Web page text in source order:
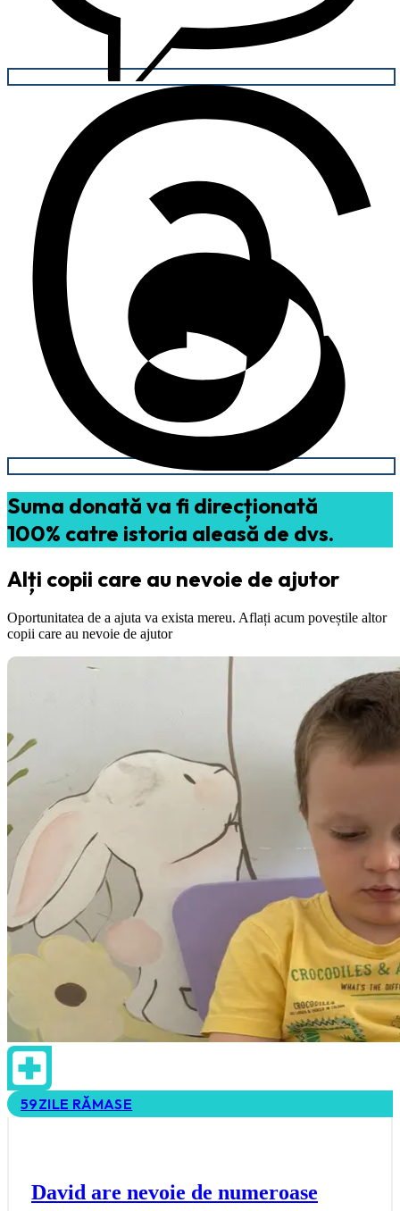
Suma donată va fi direcționată
100% catre istoria aleasă de dvs.
Alți copii care au nevoie de ajutor
Oportunitatea de a ajuta va exista mereu. Aflați acum poveștile altor
copii care au nevoie de ajutor
59ZILE RĂMASE
David are nevoie de numeroase